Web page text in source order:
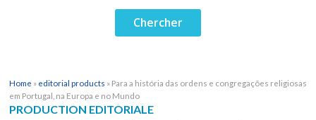
Home » editorial products » Para a história das ordens e congregações religiosas
em Portugal, na Europa e no Mundo
PRODUCTION EDITORIALE